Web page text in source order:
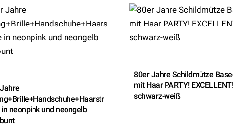
neonpink und neongelb
80er Jahre Schildmütze
mit Haar PARTY! EXCELLENT!
schwarz-weiß